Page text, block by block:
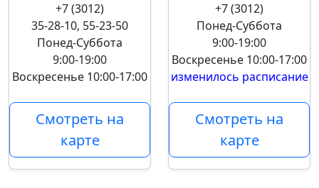
+7 (3012)
35-28-10, 55-23-50
Понед-Суббота
9:00-19:00
Воскресенье 10:00-17:00
Смотреть на
карте
+7 (3012)
Понед-Суббота
9:00-19:00
Воскресенье 10:00-17:00
изменилось расписание
Смотреть на
карте